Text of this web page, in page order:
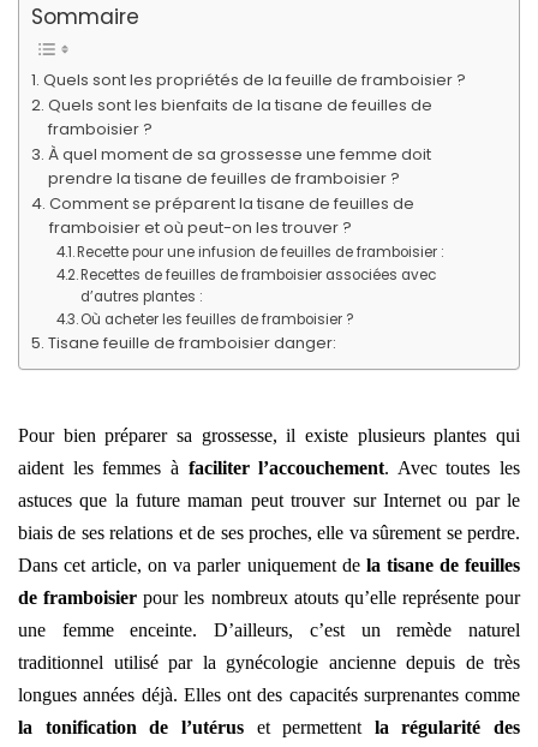
Sommaire
Quels sont les propriétés de la feuille de framboisier ?
Quels sont les bienfaits de la tisane de feuilles de
framboisier ?
À quel moment de sa grossesse une femme doit
prendre la tisane de feuilles de framboisier ?
Comment se préparent la tisane de feuilles de
framboisier et où peut-on les trouver ?
Recette pour une infusion de feuilles de framboisier :
Recettes de feuilles de framboisier associées avec
d’autres plantes :
Où acheter les feuilles de framboisier ?
Tisane feuille de framboisier danger:
Pour bien préparer sa grossesse, il existe plusieurs plantes qui
aident les femmes à faciliter l’accouchement. Avec toutes les
astuces que la future maman peut trouver sur Internet ou par le
biais de ses relations et de ses proches, elle va sûrement se perdre.
Dans cet article, on va parler uniquement de la tisane de feuilles
de framboisier pour les nombreux atouts qu’elle représente pour
une femme enceinte. D’ailleurs, c’est un remède naturel
traditionnel utilisé par la gynécologie ancienne depuis de très
longues années déjà. Elles ont des capacités surprenantes comme
la tonification de l’utéruset permettent la régularité des